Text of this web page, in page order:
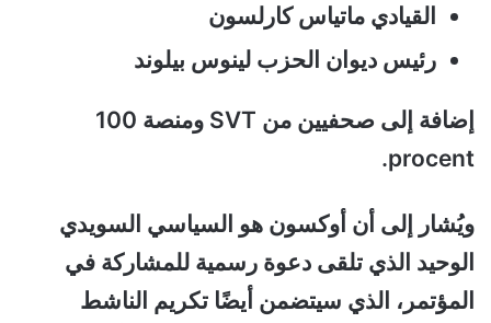
القيادي ماتياس كارلسون
رئيس ديوان الحزب لينوس بيلوند
إضافة إلى صحفيين من SVT ومنصة 100
procent.
ويُشار إلى أن أوكسون هو السياسي السويدي
الوحيد الذي تلقى دعوة رسمية للمشاركة في
المؤتمر، الذي سيتضمن أيضًا تكريم الناشط